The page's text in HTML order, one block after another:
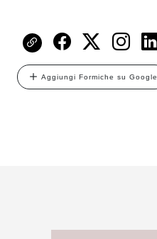
Aggiungi Formiche su Google